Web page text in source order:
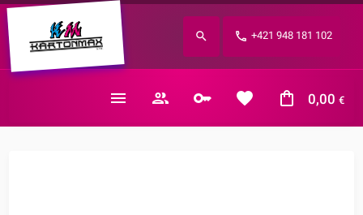
+421 948 181 102
0,00 €
Zabudnuté heslo?
E-mail